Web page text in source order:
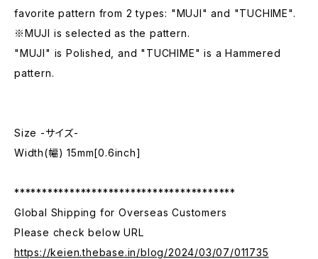
favorite pattern from 2 types: "MUJI" and "TUCHIME".
※MUJI is selected as the pattern.
"MUJI" is Polished, and "TUCHIME" is a Hammered
pattern.
Size -サイズ-
Width(幅) 15mm[0.6inch]
****************************************
Global Shipping for Overseas Customers
Please check below URL
https://keien.thebase.in/blog/2024/03/07/011735